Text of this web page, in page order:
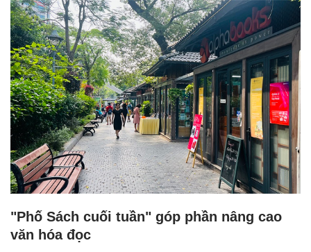
"Phố Sách cuối tuần" góp phần nâng cao
văn hóa đọc